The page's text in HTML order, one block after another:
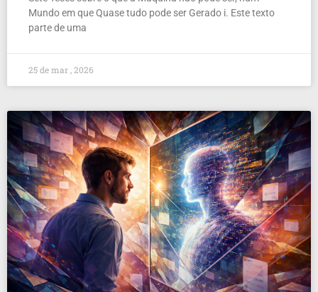
Mundo em que Quase tudo pode ser Gerado i. Este texto
parte de uma
25 de mar , 2026